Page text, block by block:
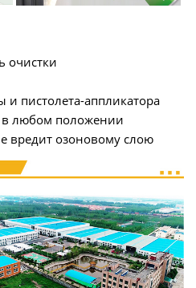
очистки
пистолета-аппликатора
в любом положении
вредит озоновому слою